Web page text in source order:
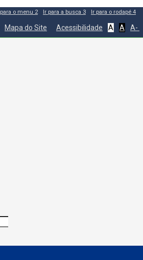
o menu 2 Ir para a busca 3 Ir para o rodapé 4
Mapa do Site Acessibilidade A A A-